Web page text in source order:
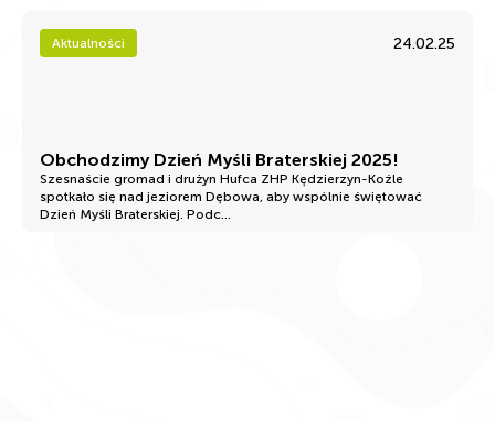
Aktualności 24.02.25
Obchodzimy Dzień Myśli Braterskiej 2025!
Szesnaście gromad i drużyn Hufca ZHP Kędzierzyn-Koźle
spotkało się nad jeziorem Dębowa, aby wspólnie świętować
Dzień Myśli Braterskiej. Podc...